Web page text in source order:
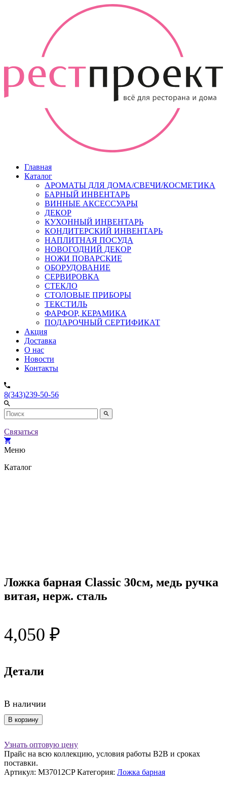
Главная
Каталог
АРОМАТЫ ДЛЯ ДОМА/СВЕЧИ/КОСМЕТИКА
БАРНЫЙ ИНВЕНТАРЬ
ВИННЫЕ АКСЕССУАРЫ
ДЕКОР
КУХОННЫЙ ИНВЕНТАРЬ
КОНДИТЕРСКИЙ ИНВЕНТАРЬ
НАПЛИТНАЯ ПОСУДА
НОВОГОДНИЙ ДЕКОР
НОЖИ ПОВАРСКИЕ
ОБОРУДОВАНИЕ
СЕРВИРОВКА
СТЕКЛО
СТОЛОВЫЕ ПРИБОРЫ
ТЕКСТИЛЬ
ФАРФОР, КЕРАМИКА
ПОДАРОЧНЫЙ СЕРТИФИКАТ
Акция
Доставка
О нас
Новости
Контакты
8(343)239-50-56
Связаться
Меню
Каталог
Ложка барная Classic 30см, медь ручка
витая, нерж. сталь
4,050 ₽
Детали
В наличии
Количество
товара
барная
Classic
30см,
медь
В корзину
Узнать оптовую цену
Прайс на всю коллекцию, условия работы В2В и сроках
поставки.
Артикул: M37012CP Категория: Ложка барная